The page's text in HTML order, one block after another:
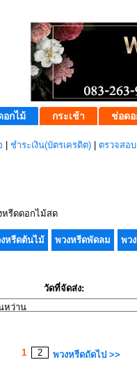
อกไม้ กระเช้า ช่อดอ
ชำระเงิน(บัตรเครดิต) ตรวจสอ
หรีดดอกไม้สด
หรีดต้นไม้ พวงหรีดพัดลม พว
วัดที่จัดส่ง:
1 2 พวงหรีดถัดไป >>